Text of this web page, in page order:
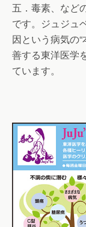
五．毒素、など
です。ジュジュ
因という病気の
善する東洋医学
ています。